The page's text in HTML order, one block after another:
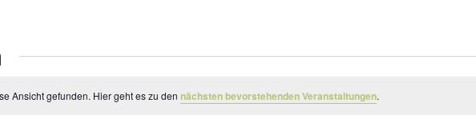
Ansicht gefunden. Hier geht es zu den nächsten bevorstehenden Veranstaltungen.